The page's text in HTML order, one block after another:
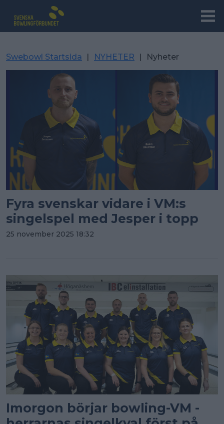
Swebowl Startsida | NYHETER | Nyheter
Fyra svenskar vidare i VM:s
singelspel med Jesper i topp
25 november 2025 18:32
Imorgon börjar bowling-VM -